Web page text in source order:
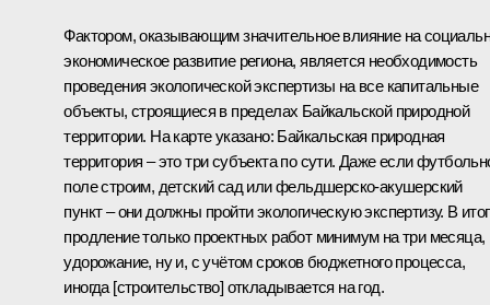
Фактором, оказывающим значительное влияние на
экономическое развитие региона, является необходимость
проведения экологической экспертизы на все капитальные
объекты, строящиеся в пределах Байкальской природной
территории. На карте указано: Байкальская природная
территория – это три субъекта по сути. Даже если
поле строим, детский сад или фельдшерско-акушерский
пункт – они должны пройти экологическую экспертизу. В
продление только проектных работ минимум на три месяца,
удорожание, ну и, с учётом сроков бюджетного процесса,
иногда [строительство] откладывается на год.